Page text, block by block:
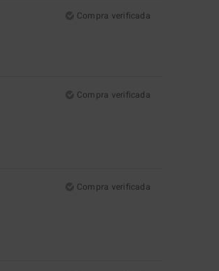
Compra verificada
Compra verificada
Compra verificada